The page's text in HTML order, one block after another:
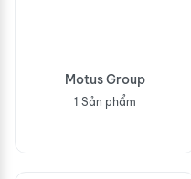
Motus Group
1 Sản phẩm